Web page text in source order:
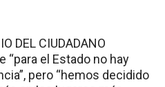
DEL CIUDADANO
“para el Estado no hay
pero “hemos decidido